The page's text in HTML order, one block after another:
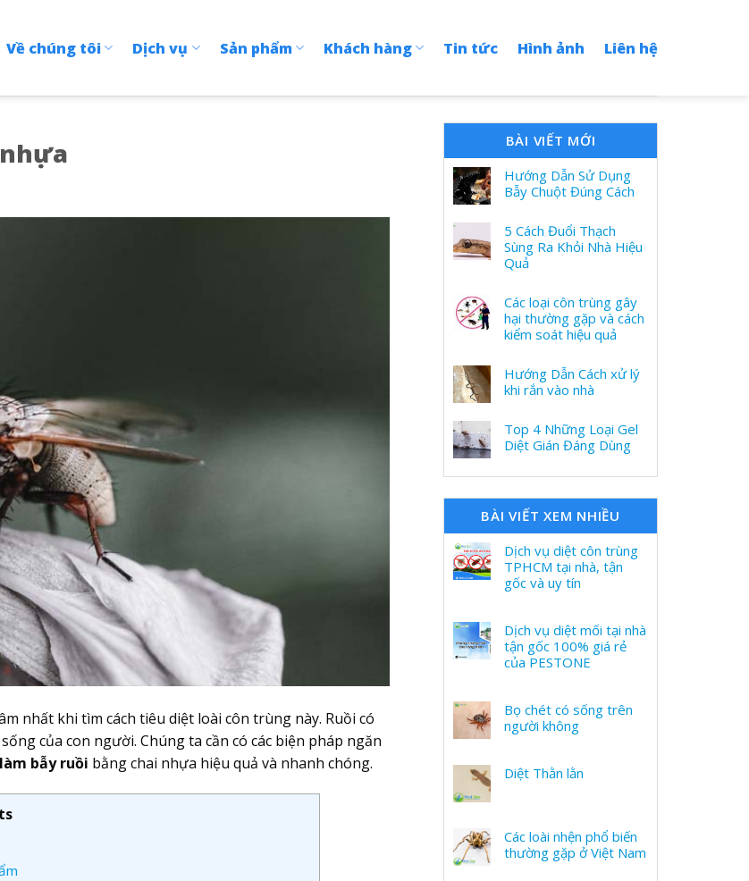
Về chúng tôi Dịch vụ Sản phẩm Khách hàng Tin tức Hình ảnh Liên hệ
nhất khi tìm cách tiêu diệt loài côn trùng này. Ruồi có
của con người. Chúng ta cần có các biện pháp ngăn
bẫy ruồi bằng chai nhựa hiệu quả và nhanh chóng.
BÀI VIẾT MỚI
Hướng Dẫn Sử Dụng
Bẫy Chuột Đúng Cách
5 Cách Đuổi Thạch
Sùng Ra Khỏi Nhà Hiệu
Quả
Các loại côn trùng gây
hại thường gặp và cách
kiểm soát hiệu quả
Hướng Dẫn Cách xử lý
khi rắn vào nhà
Top 4 Những Loại Gel
Diệt Gián Đáng Dùng
BÀI VIẾT XEM NHIỀU
Dịch vụ diệt côn trùng
TPHCM tại nhà, tận
gốc và uy tín
Dịch vụ diệt mối tại nhà
tận gốc 100% giá rẻ
của PESTONE
Bọ chét có sống trên
người không
Diệt Thằn lằn
Các loài nhện phổ biến
thường gặp ở Việt Nam